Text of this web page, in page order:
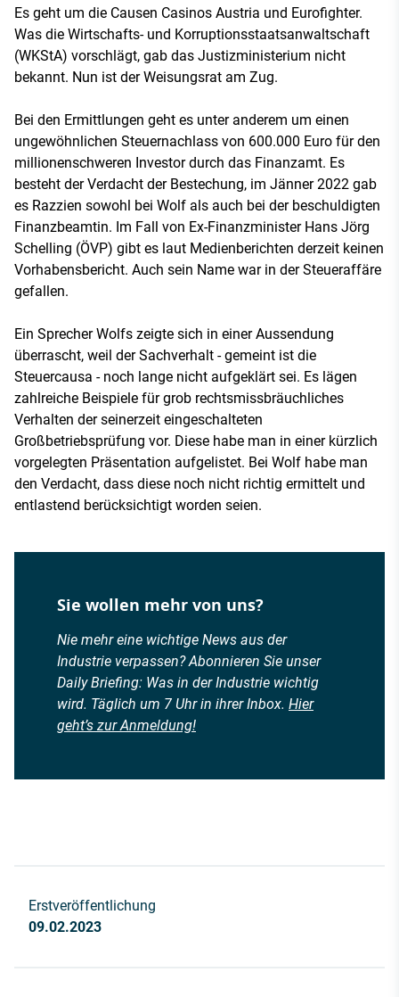
Es geht um die Causen Casinos Austria und Eurofighter.
Was die Wirtschafts- und Korruptionsstaatsanwaltschaft
(WKStA) vorschlägt, gab das Justizministerium nicht
bekannt. Nun ist der Weisungsrat am Zug.
Bei den Ermittlungen geht es unter anderem um einen
ungewöhnlichen Steuernachlass von 600.000 Euro für den
millionenschweren Investor durch das Finanzamt. Es
besteht der Verdacht der Bestechung, im Jänner 2022 gab
es Razzien sowohl bei Wolf als auch bei der beschuldigten
Finanzbeamtin. Im Fall von Ex-Finanzminister Hans Jörg
Schelling (ÖVP) gibt es laut Medienberichten derzeit keinen
Vorhabensbericht. Auch sein Name war in der Steueraffäre
gefallen.
Ein Sprecher Wolfs zeigte sich in einer Aussendung
überrascht, weil der Sachverhalt - gemeint ist die
Steuercausa - noch lange nicht aufgeklärt sei. Es lägen
zahlreiche Beispiele für grob rechtsmissbräuchliches
Verhalten der seinerzeit eingeschalteten
Großbetriebsprüfung vor. Diese habe man in einer kürzlich
vorgelegten Präsentation aufgelistet. Bei Wolf habe man
den Verdacht, dass diese noch nicht richtig ermittelt und
entlastend berücksichtigt worden seien.
Sie wollen mehr von uns?
Nie mehr eine wichtige News aus der
Industrie verpassen? Abonnieren Sie unser
Daily Briefing: Was in der Industrie wichtig
wird. Täglich um 7 Uhr in ihrer Inbox. Hier
geht’s zur Anmeldung!
Erstveröffentlichung
09.02.2023